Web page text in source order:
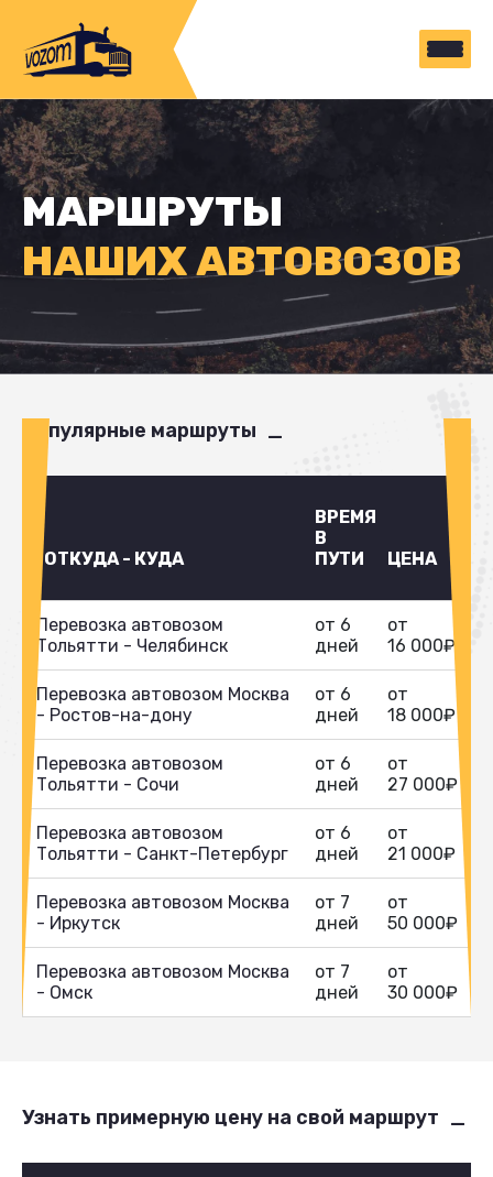
МАРШРУТЫ
НАШИХ АВТОВОЗОВ
Популярные маршруты
ОТКУДА - КУДА
ВРЕМЯ
В
ПУТИ
ЦЕНА
Перевозка автовозом
Тольятти - Челябинск
от 6
дней
от
16 000₽
Перевозка автовозом Москва
- Ростов-на-дону
от 6
дней
от
18 000₽
Перевозка автовозом
Тольятти - Сочи
от 6
дней
от
27 000₽
Перевозка автовозом
Тольятти - Санкт-Петербург
от 6
дней
от
21 000₽
Перевозка автовозом Москва
- Иркутск
от 7
дней
от
50 000₽
Перевозка автовозом Москва
- Омск
от 7
дней
от
30 000₽
Узнать примерную цену на свой маршрут